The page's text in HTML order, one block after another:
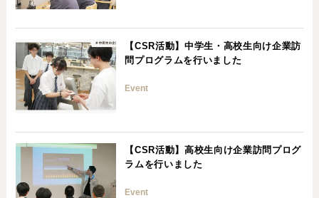
【CSR活動】中学生・高校生向け企業訪
問プログラムを行いました
Event
【CSR活動】高校生向け企業訪問プログ
ラムを行いました
Event